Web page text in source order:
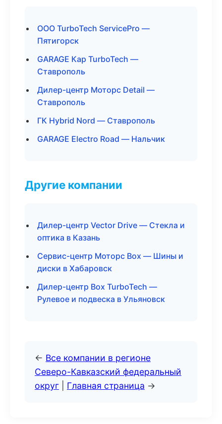
ООО TurboTech ServicePro —
Пятигорск
GARAGE Кар TurboTech —
Ставрополь
Дилер-центр Моторс Detail —
Ставрополь
ГК Hybrid Nord — Ставрополь
GARAGE Electro Road — Нальчик
Другие компании
Дилер-центр Vector Drive — Стекла и
оптика в Казань
Сервис-центр Моторс Box — Шины и
диски в Хабаровск
Дилер-центр Box TurboTech —
Рулевое и подвеска в Ульяновск
← Все компании в регионе
Северо-Кавказский федеральный
округ
Главная страница →